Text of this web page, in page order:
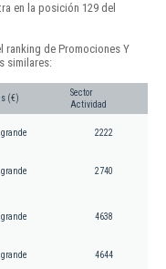
en la posición 129 del
de Promociones Y
similares:
(€)
Sector
Actividad
grande 2222
grande 2740
grande 4638
grande 4644